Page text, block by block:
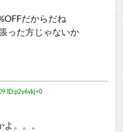
だからだね
った方じゃないか
ID:p2y6vkj+0
。。。